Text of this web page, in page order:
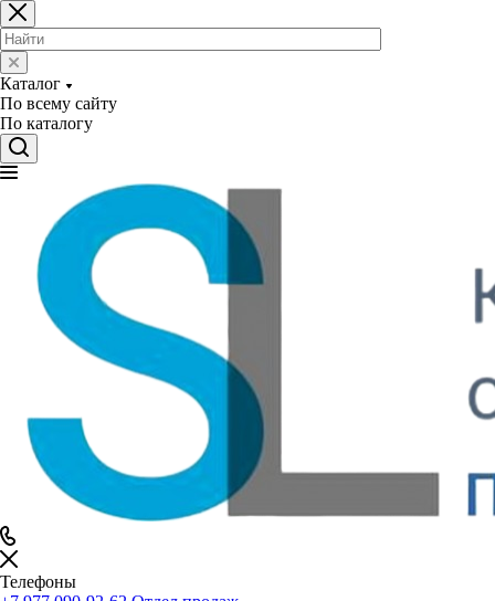
Каталог
По всему сайту
По каталогу
Телефоны